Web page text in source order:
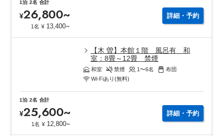
1泊 2名 合計
¥26,800~
1名 ¥ 13,400~
詳細・予約
【木 曽】本館１階 風呂有 和
室：8畳～12畳 禁煙
和室 禁煙 1〜6名
布団
Wi-Fiあり(無料)
1泊 2名 合計
¥25,600~
1名 ¥ 12,800~
詳細・予約